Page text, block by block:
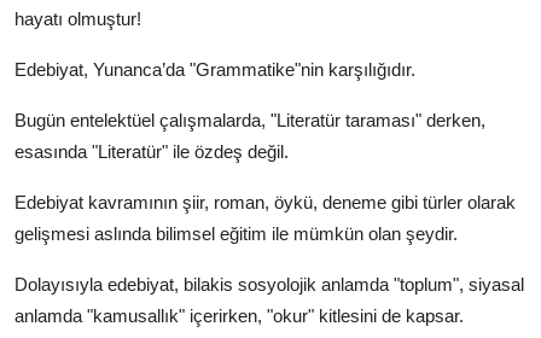
hayatı olmuştur!
Edebiyat, Yunanca’da "Grammatike"nin karşılığıdır.
Bugün entelektüel çalışmalarda, "Literatür taraması" derken,
esasında "Literatür" ile özdeş değil.
Edebiyat kavramının şiir, roman, öykü, deneme gibi türler olarak
gelişmesi aslında bilimsel eğitim ile mümkün olan şeydir.
Dolayısıyla edebiyat, bilakis sosyolojik anlamda "toplum", siyasal
anlamda "kamusallık" içerirken, "okur" kitlesini de kapsar.